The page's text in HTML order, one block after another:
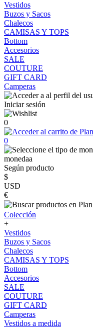
Vestidos
Buzos y Sacos
Chalecos
CAMISAS Y TOPS
Bottom
Accesorios
SALE
COUTURE
GIFT CARD
Camperas
Iniciar sesión
0
0
monedaa
Según producto
$
USD
€
Colección
+
Vestidos
Buzos y Sacos
Chalecos
CAMISAS Y TOPS
Bottom
Accesorios
SALE
COUTURE
GIFT CARD
Camperas
Vestidos a medida